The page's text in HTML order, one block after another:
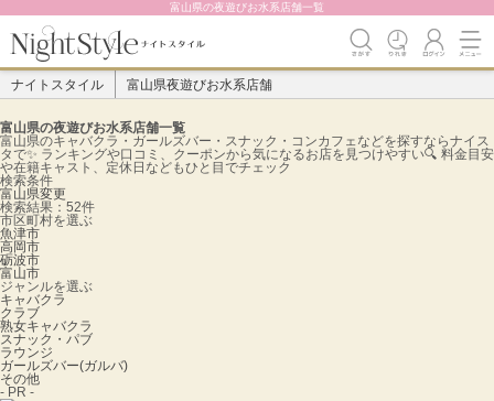
富山県の夜遊びお水系店舗一覧
ナイトスタイル 富山県夜遊びお水系店舗
富山県の夜遊びお水系店舗一覧
富山県のキャバクラ・ガールズバー・スナック・コンカフェなどを探すならナイス
タで✨️ ランキングや口コミ、クーポンから気になるお店を見つけやすい🔍 料金目安
や在籍キャスト、定休日などもひと目でチェック
検索条件
富山県変更
検索結果：52件
市区町村を選ぶ
魚津市
高岡市
砺波市
富山市
ジャンルを選ぶ
キャバクラ
クラブ
熟女キャバクラ
スナック・パブ
ラウンジ
ガールズバー(ガルバ)
その他
- PR -